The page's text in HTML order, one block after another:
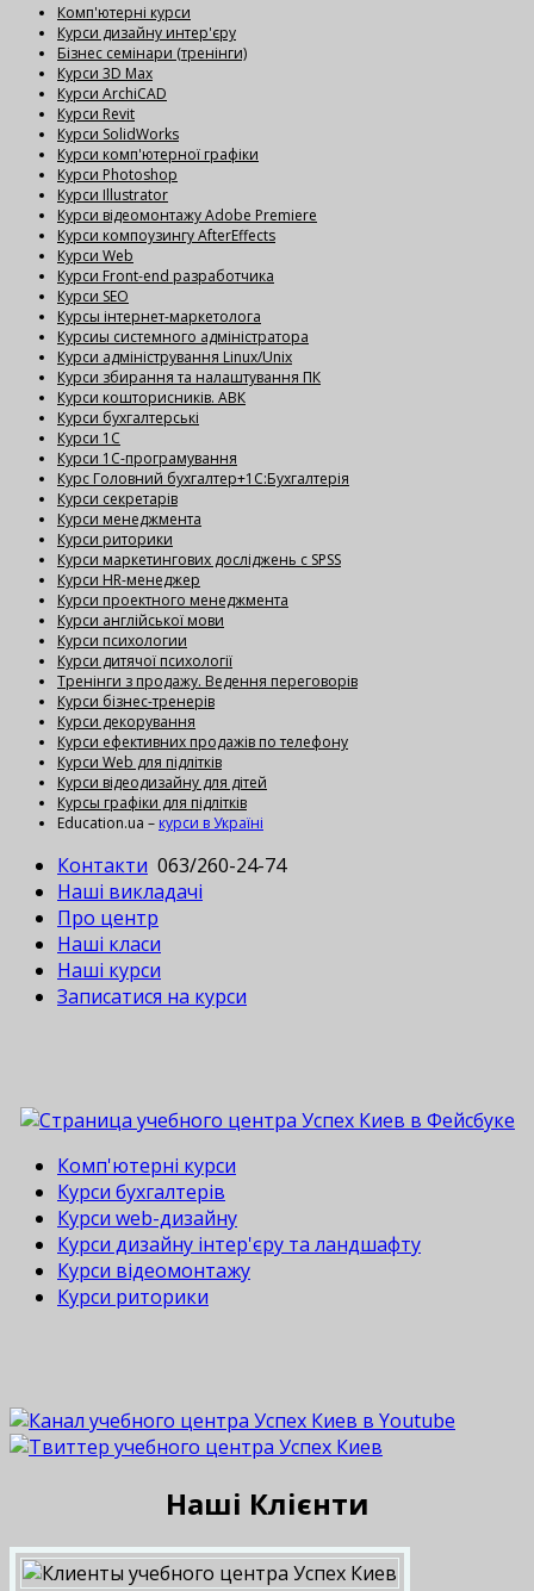
Комп'ютерні курси
Курси дизайну интер'єру
Бізнес семінари (тренінги)
Курси 3D Max
Курси ArchiCAD
Курси Revit
Курси SolidWorks
Курси комп'ютерної графіки
Курси Photoshop
Курси Illustrator
Курси відеомонтажу Adobe Premiere
Курси компоузингу AfterEffects
Курси Web
Курси Front-end разработчика
Курси SEO
Курсы інтернет-маркетолога
Курсиы системного адміністратора
Курси адміністрування Linux/Unix
Курси збирання та налаштування ПК
Курси кошторисників. АВК
Курси бухгалтерські
Курси 1С
Курси 1С-програмування
Курс Головний бухгалтер+1С:Бухгалтерія
Курси секретарів
Курси менеджмента
Курси риторики
Курси маркетингових досліджень с SPSS
Курси HR-менеджер
Курси проектного менеджмента
Курси англійської мови
Курси психологии
Курси дитячої психології
Тренінги з продажу. Ведення переговорів
Курси бізнес-тренерів
Курси декорування
Курси ефективних продажів по телефону
Курси Web для підлітків
Курси відеодизайну для дітей
Курсы графіки для підлітків
Education.ua – курси в Україні
Контакти 063/260-24-74
Наші викладачі
Про центр
Наші класи
Наші курси
Записатися на курси
Комп'ютерні курси
Курси бухгалтерів
Курси web-дизайну
Курси дизайну інтер'єру та ландшафту
Курси відеомонтажу
Курси риторики
Наші Клієнти